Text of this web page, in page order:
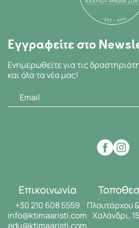
Εγγραφείτε στο
Ενημερωθείτε για τις
και όλα τα νέα μας!
Επικοινωνία
+30 210 608 5559
info@ktimaaristi.com
edu@ktimaaristi.com
Πλουτάρχου
Χαλάνδρι,